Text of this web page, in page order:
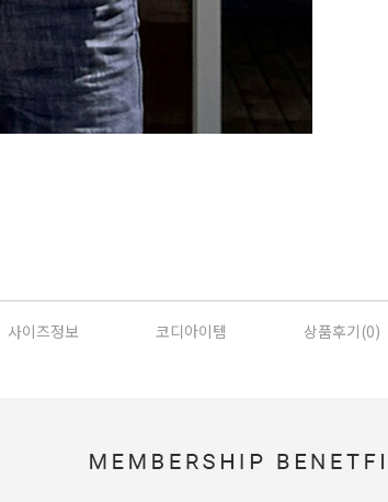
사이즈정보 코디아이템 상품후기(0)